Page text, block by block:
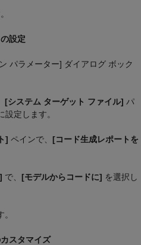
設定
パラメーター] ダイアログ ボック
[システム ターゲット ファイル] パ
設定します。
] ペインで、 [コード生成レポートを
で、 [モデルからコードに] を選択し
スタマイズ